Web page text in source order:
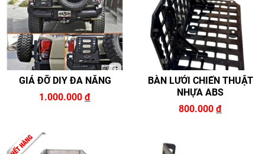
GIÁ ĐỠ DIY ĐA NĂNG
1.000.000 đ
BÀN LƯỚI CHIẾN THUẬT
NHỰA ABS
800.000 đ